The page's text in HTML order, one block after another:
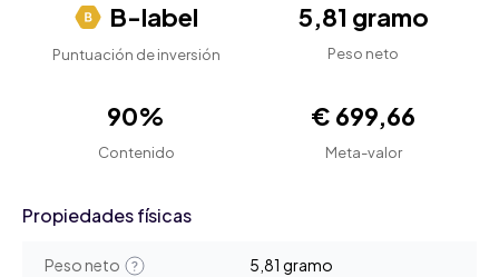
B-label
Puntuación de inversión
5,81 gramo
Peso neto
90%
Contenido
€ 699,66
Meta-valor
Propiedades físicas
Peso neto 5,81 gramo